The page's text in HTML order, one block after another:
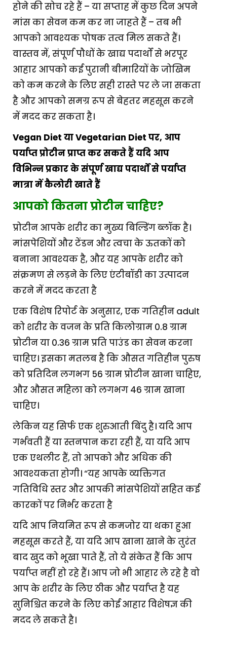
होने की सोच रहे हैं – या सप्ताह में कुछ दिन अपने
मांस का सेवन कम कर ना जाहते हैं – तब भी
आपको आवश्यक पोषक तत्व मिल सकते हैं।
वास्तव में, संपूर्ण पौधों के खाद्य पदार्थों से भरपूर
आहार आपको कई पुरानी बीमारियों के जोखिम
को कम करने के लिए सही रास्ते पर ले जा सकता
है और आपको समग्र रूप से बेहतर महसूस करने
में मदद कर सकता है।
Vegan Diet या Vegetarian Diet पर, आप
पर्याप्त प्रोटीन प्राप्त कर सकते हैं यदि आप
विभिन्न प्रकार के संपूर्ण खाद्य पदार्थों से पर्याप्त
मात्रा में कैलोरी खाते हैं
आपको कितना प्रोटीन चाहिए?
प्रोटीन आपके शरीर का मुख्य बिल्डिंग ब्लॉक है।
मांसपेशियों और टेंडन और त्वचा के ऊतकों को
बनाना आवश्यक है, और यह आपके शरीर को
संक्रमण से लड़ने के लिए एंटीबॉडी का उत्पादन
करने में मदद करता है
एक विशेष रिपोर्ट के अनुसार, एक गतिहीन adult
को शरीर के वजन के प्रति किलोग्राम 0.8 ग्राम
प्रोटीन या 0.36 ग्राम प्रति पाउंड का सेवन करना
चाहिए। इसका मतलब है कि औसत गतिहीन पुरुष
को प्रतिदिन लगभग 56 ग्राम प्रोटीन खाना चाहिए,
और औसत महिला को लगभग 46 ग्राम खाना
चाहिए।
लेकिन यह सिर्फ एक शुरुआती बिंदु है। यदि आप
गर्भवती हैं या स्तनपान करा रही हैं, या यदि आप
एक एथलीट हैं, तो आपको और अधिक की
आवश्यकता होगी। “यह आपके व्यक्तिगत
गतिविधि स्तर और आपकी मांसपेशियों सहित कई
कारकों पर निर्भर करता है
यदि आप नियमित रूप से कमजोर या थका हुआ
महसूस करते हैं, या यदि आप खाना खाने के तुरंत
बाद खुद को भूखा पाते हैं, तो ये संकेत हैं कि आप
पर्याप्त नहीं हो रहे हैं। आप जो भी आहार ले रहे है वो
आप के शरीर के लिए ठीक और पर्याप्त है यह
सुनिश्चित करने के लिए कोई आहार विशेषज्ञ की
मदद ले सकते है।